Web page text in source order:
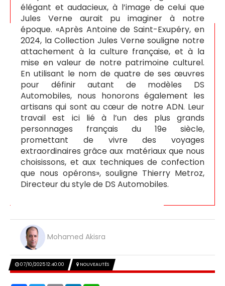
élégant et audacieux, à l’image de celui que
Jules Verne aurait pu imaginer à notre
époque. «Après Antoine de Saint-Exupéry, en
2024, la Collection Jules Verne souligne notre
attachement à la culture française, et à la
mise en valeur de notre patrimoine culturel.
En utilisant le nom de quatre de ses œuvres
pour définir autant de modèles DS
Automobiles, nous honorons également les
artisans qui sont au cœur de notre ADN. Leur
travail est ici lié à l’un des plus grands
personnages français du 19e siècle,
promettant de vivre des voyages
extraordinaires grâce aux matériaux que nous
choisissons, et aux techniques de confection
que nous opérons», souligne Thierry Metroz,
Directeur du style de DS Automobiles.
Mohamed Akisra
07/10/2025 12:40:00 NOUVEAUTÉS